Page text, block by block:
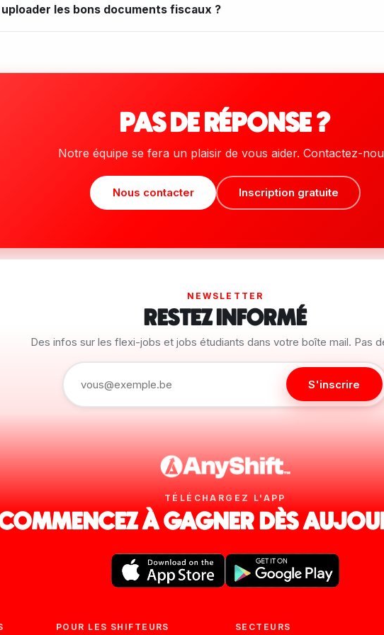
les bons documents fiscaux ?
PAS DE RÉPONSE ?
Notre équipe se fera un plaisir de vous aider. Contactez-
Nous contacter Inscription gratuite
NEWSLETTER
RESTEZ INFORMÉ
Des infos sur les flexi-jobs et jobs étudiants dans votre boîte mail. Pas
S'inscrire
TÉLÉCHARGEZ L'APP
À GAGNER DÈS
POUR LES SHIFTEURS SECTEURS